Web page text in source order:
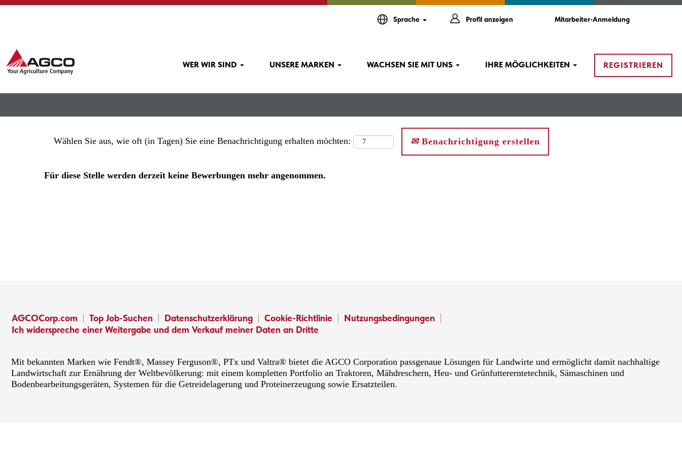
Sprache Profil anzeigen Mitarbeiter-Anmeldung
WER WIR SIND UNSERE MARKEN WACHSEN SIE MIT UNS IHRE MÖGLICHKEITEN REGISTRIEREN
Wählen Sie aus, wie oft (in Tagen) Sie eine Benachrichtigung erhalten möchten: Benachrichtigung erstellen
Für diese Stelle werden derzeit keine Bewerbungen mehr angenommen.
AGCOCorp.com Top Job-Suchen Datenschutzerklärung Cookie-Richtlinie
Nutzungsbedingungen
Ich widerspreche einer Weitergabe und dem Verkauf meiner Daten an Dritte
Mit bekannten Marken wie Fendt®, Massey Ferguson®, PTx und Valtra® bietet die AGCO Corporation passgenaue Lösungen für Landwirte und ermöglicht damit nachhaltige
Landwirtschaft zur Ernährung der Weltbevölkerung: mit einem kompletten Portfolio an Traktoren, Mähdreschern, Heu- und Grünfuttererntetechnik, Sämaschinen und
Bodenbearbeitungsgeräten, Systemen für die Getreidelagerung und Proteinerzeugung sowie Ersatzteilen.